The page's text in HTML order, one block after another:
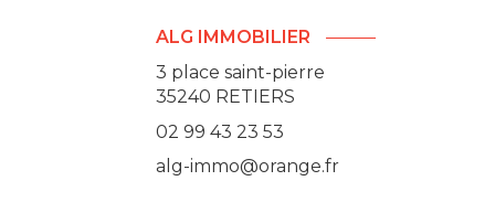
ALG IMMOBILIER
3 place saint-pierre
35240 RETIERS
02 99 43 23 53
alg-immo@orange.fr